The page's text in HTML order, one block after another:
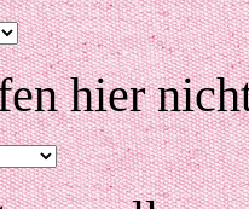
hier